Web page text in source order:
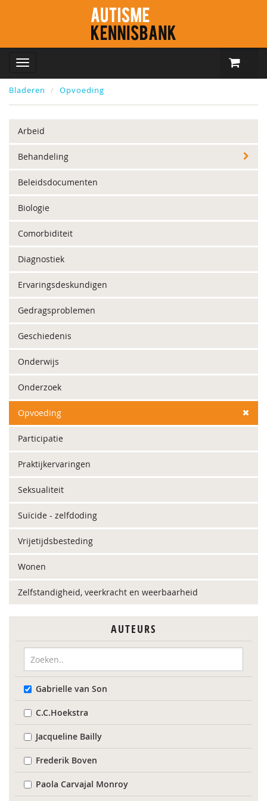
Bladeren Opvoeding
Arbeid
Behandeling
Beleidsdocumenten
Biologie
Comorbiditeit
Diagnostiek
Ervaringsdeskundigen
Gedragsproblemen
Geschiedenis
Onderwijs
Onderzoek
Opvoeding
Participatie
Praktijkervaringen
Seksualiteit
Suïcide - zelfdoding
Vrijetijdsbesteding
Wonen
Zelfstandigheid, veerkracht en weerbaarheid
AUTEURS
Gabrielle van Son
C.C.Hoekstra
Jacqueline Bailly
Frederik Boven
Paola Carvajal Monroy